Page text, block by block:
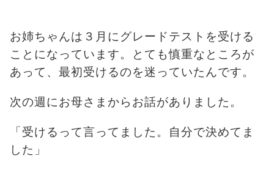
お姉ちゃんは３月にグレードテストを受ける
ことになっています。とても慎重なところが
あって、最初受けるのを迷っていたんです。
次の週にお母さまからお話がありました。
「受けるって言ってました。自分で決めてま
した」